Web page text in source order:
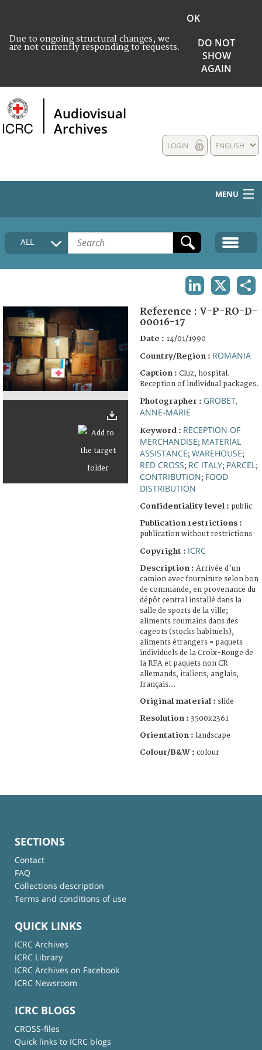
Due to ongoing structural changes, we
are not currently responding to requests.
OK
DO NOT
SHOW
AGAIN
Audiovisual
Archives
ENGLISH
LOGIN
MENU
HOME
COLLECTIONS DESCRIPTION
FAQ
ALL
Reference : V-P-RO-D-
00016-17
Date : 14/01/1990
Country/Region : ROMANIA
Caption : Cluz, hospital.
Reception of individual packages.
Photographer : GROBET,
ANNE-MARIE
Keyword : RECEPTION OF
MERCHANDISE; MATERIAL
ASSISTANCE; WAREHOUSE;
RED CROSS; RC ITALY; PARCEL ;
CONTRIBUTION; FOOD
DISTRIBUTION
Confidentiality level : public
Publication restrictions :
publication without restrictions
Copyright : ICRC
Description : Arrivée d'un
camion avec fourniture selon bon
de commande, en provenance du
dépôt central installé dans la
salle de sports de la ville;
aliments roumains dans des
cageots (stocks habituels),
aliments étrangers = paquets
individuels de la Croix-Rouge de
la RFA et paquets non CR
allemands, italiens, anglais,
français...
Original material : slide
Resolution : 3500x2361
Orientation : landscape
Colour/B&W : colour
SECTIONS
Contact
FAQ
Collections description
Terms and conditions of use
QUICK LINKS
ICRC Archives
ICRC Library
ICRC Archives on Facebook
ICRC Newsroom
ICRC BLOGS
CROSS-files
Quick links to ICRC blogs